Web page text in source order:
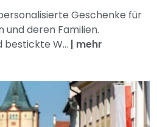
Geschenke für
deren Familien.
bestickte W... | mehr